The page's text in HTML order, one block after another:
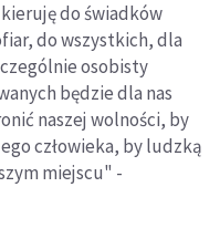
do świadków
do wszystkich, dla
osobisty
będzie dla nas
naszej wolności, by
człowieka, by ludzką
miejscu" -